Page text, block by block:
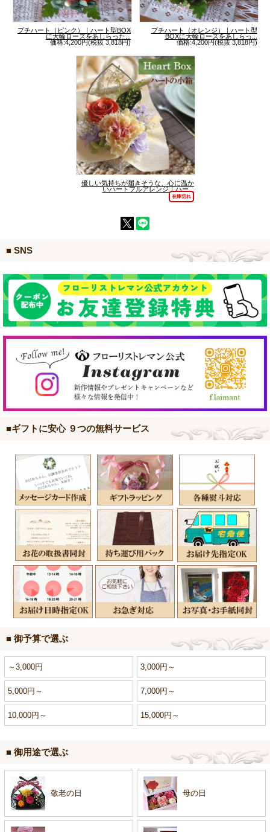
プチハート（ピンク）｜ハート型BOX
に大輪ローズをあしらった...
価格:4,200円(税抜 3,818円)
プチハート（オレンジ）｜ハート型
BOXに大輪ローズをあしらっ...
価格:4,200円(税抜 3,818円)
優しい気持ちが届きそうな、心に温か
いハートフルアレンジ｜ハー...
在庫切れ
■ SNS
■ギフトに安心 ９つの無料サービス
■ 御予算で選ぶ
～3,000円 3,000円～
5,000円～ 7,000円～
10,000円～ 15,000円～
■ 御用途で選ぶ
敬老の日 母の日